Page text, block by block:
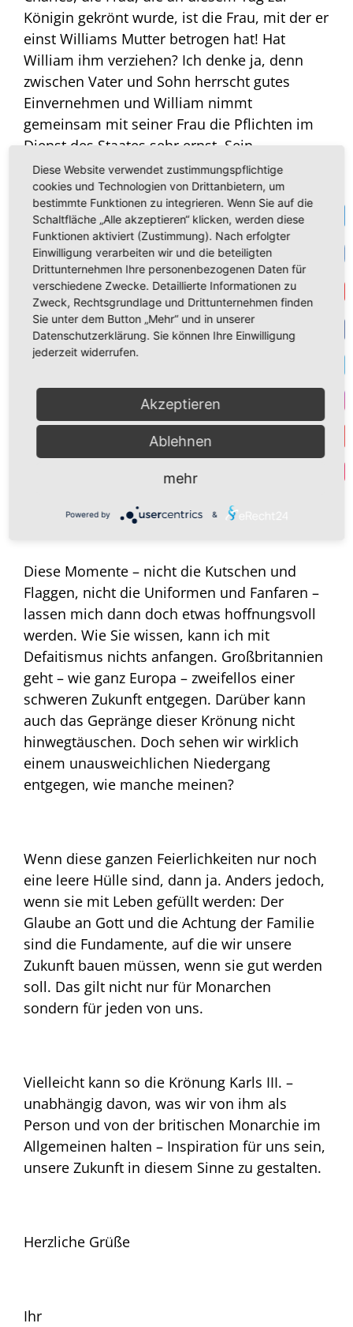
Königin gekrönt wurde, ist die Frau, mit der er
einst Williams Mutter betrogen hat! Hat
William ihm verziehen? Ich denke ja, denn
zwischen Vater und Sohn herrscht gutes
Einvernehmen und William nimmt
gemeinsam mit seiner Frau die Pflichten im
Dienst des Staates sehr ernst. Sein
Treueversprechen ist keineswegs Staffage!
Charles weiß, dass er in seinem ältesten Sohn
eine starke Stütze und einen würdigen
Nachfolger hat. Der König hat wahrlich allen
Grund, ihm dankbar zu sein.
Wir wissen, welche Gnade aus der Macht der
Vergebung erwächst. Und die meisten Briten
Kronprinzenfamilie. William und Catherine
erfüllen ihre Pflichten mit Stil und Herzlichkeit
zugleich und kümmern sich ebenso um ein
gutes Heranwachsen ihrer Kinder. Mögen sie
dies beibehalten und für viele junge
Diese Momente – nicht die Kutschen und
Flaggen, nicht die Uniformen und Fanfaren –
lassen mich dann doch etwas hoffnungsvoll
werden. Wie Sie wissen, kann ich mit
Defaitismus nichts anfangen. Großbritannien
geht – wie ganz Europa – zweifellos einer
schweren Zukunft entgegen. Darüber kann
auch das Gepränge dieser Krönung nicht
hinwegtäuschen. Doch sehen wir wirklich
einem unausweichlichen Niedergang
entgegen, wie manche meinen?
Wenn diese ganzen Feierlichkeiten nur noch
eine leere Hülle sind, dann ja. Anders jedoch,
wenn sie mit Leben gefüllt werden: Der
Glaube an Gott und die Achtung der Familie
sind die Fundamente, auf die wir unsere
Zukunft bauen müssen, wenn sie gut werden
soll. Das gilt nicht nur für Monarchen
sondern für jeden von uns.
Vielleicht kann so die Krönung Karls III. –
unabhängig davon, was wir von ihm als
Person und von der britischen Monarchie im
Allgemeinen halten – Inspiration für uns sein,
unsere Zukunft in diesem Sinne zu gestalten.
Herzliche Grüße
Ihr
Diese Website verwendet zustimmungspflichtige
cookies und Technologien von Drittanbietern, um
bestimmte Funktionen zu integrieren. Wenn Sie auf die
Schaltfläche „Alle akzeptieren“ klicken, werden diese
Funktionen aktiviert (Zustimmung). Nach erfolgter
Einwilligung verarbeiten wir und die beteiligten
Drittunternehmen Ihre personenbezogenen Daten für
verschiedene Zwecke. Detaillierte Informationen zu
Zweck, Rechtsgrundlage und Drittunternehmen finden
Sie unter dem Button „Mehr“ und in unserer
Datenschutzerklärung. Sie können Ihre Einwilligung
jederzeit widerrufen.
Akzeptieren
Ablehnen
mehr
Powered by &